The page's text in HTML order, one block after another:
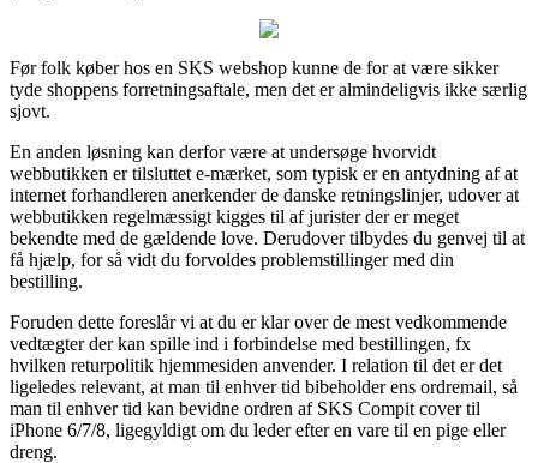
Før folk køber hos en SKS webshop kunne de for at være sikker
tyde shoppens forretningsaftale, men det er almindeligvis ikke særlig
sjovt.
En anden løsning kan derfor være at undersøge hvorvidt
webbutikken er tilsluttet e-mærket, som typisk er en antydning af at
internet forhandleren anerkender de danske retningslinjer, udover at
webbutikken regelmæssigt kigges til af jurister der er meget
bekendte med de gældende love. Derudover tilbydes du genvej til at
få hjælp, for så vidt du forvoldes problemstillinger med din
bestilling.
Foruden dette foreslår vi at du er klar over de mest vedkommende
vedtægter der kan spille ind i forbindelse med bestillingen, fx
hvilken returpolitik hjemmesiden anvender. I relation til det er det
ligeledes relevant, at man til enhver tid bibeholder ens ordremail, så
man til enhver tid kan bevidne ordren af SKS Compit cover til
iPhone 6/7/8, ligegyldigt om du leder efter en vare til en pige eller
dreng.